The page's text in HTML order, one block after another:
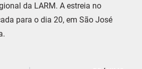
da LARM. A estreia no
para o dia 20, em São José